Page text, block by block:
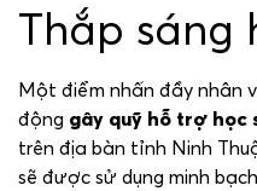
Thắp sáng
Một điểm nhấn đầy nhân
động gây quỹ hỗ trợ học
trên địa bàn tỉnh Ninh
sẽ được sử dụng minh